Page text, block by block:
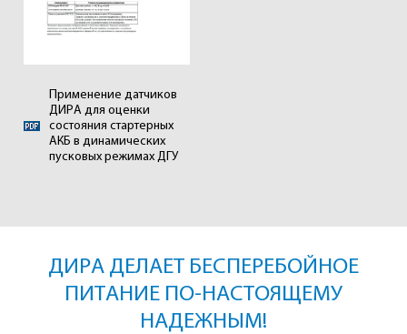
Применение датчиков
ДИРА для оценки
состояния стартерных
АКБ в динамических
пусковых режимах ДГУ
ДИРА ДЕЛАЕТ БЕСПЕРЕБОЙНОЕ
ПИТАНИЕ ПО-НАСТОЯЩЕМУ
НАДЕЖНЫМ!